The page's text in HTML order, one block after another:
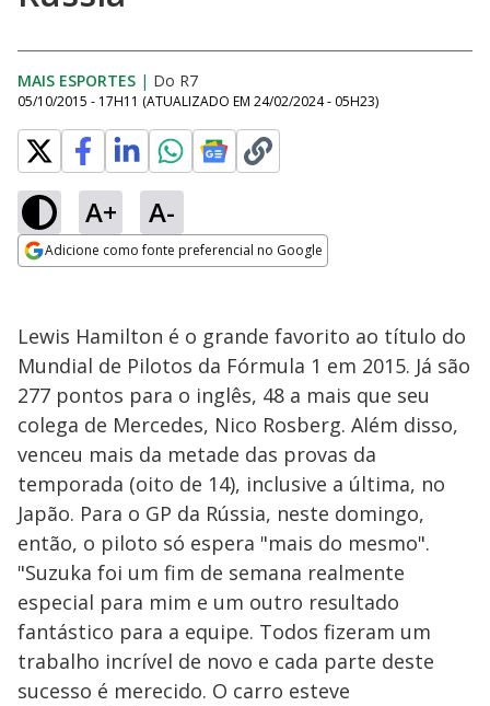
MAIS ESPORTES | Do R7
05/10/2015 - 17H11 (ATUALIZADO EM 24/02/2024 - 05H23)
A+ A-
Adicione como fonte preferencial no Google
Lewis Hamilton é o grande favorito ao título do
Mundial de Pilotos da Fórmula 1 em 2015. Já são
277 pontos para o inglês, 48 a mais que seu
colega de Mercedes, Nico Rosberg. Além disso,
venceu mais da metade das provas da
temporada (oito de 14), inclusive a última, no
Japão. Para o GP da Rússia, neste domingo,
então, o piloto só espera "mais do mesmo".
"Suzuka foi um fim de semana realmente
especial para mim e um outro resultado
fantástico para a equipe. Todos fizeram um
trabalho incrível de novo e cada parte deste
sucesso é merecido. O carro esteve